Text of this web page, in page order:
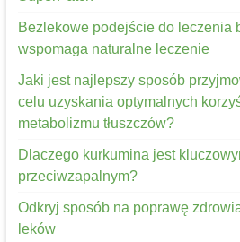
Bezlekowe podejście do leczenia
wspomaga naturalne leczenie
Jaki jest najlepszy sposób
celu uzyskania optymalnych
metabolizmu tłuszczów?
Dlaczego kurkumina jest
przeciwzapalnym?
Odkryj sposób na poprawę
leków